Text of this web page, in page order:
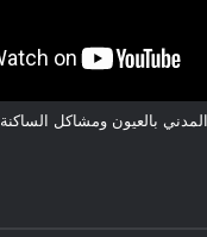
بالعيون ومشاكل الساكنة